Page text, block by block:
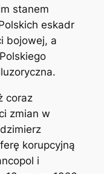
stanem
eskadr
bojowej, a
coraz
zmian w
korupcyjną
i